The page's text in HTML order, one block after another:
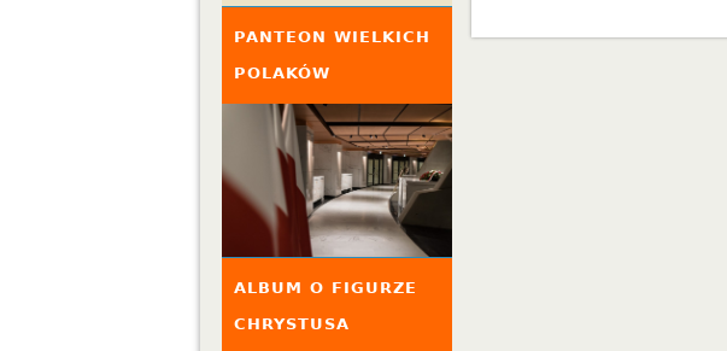
PANTEON WIELKICH
POLAKÓW
ALBUM O FIGURZE
CHRYSTUSA